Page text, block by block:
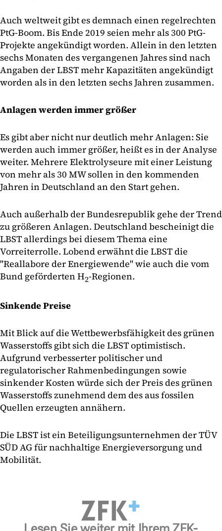
Auch weltweit gibt es demnach einen regelrechten
PtG-Boom. Bis Ende 2019 seien mehr als 300 PtG-
Projekte angekündigt worden. Allein in den letzten
sechs Monaten des vergangenen Jahres sind nach
Angaben der LBST mehr Kapazitäten angekündigt
worden als in den letzten sechs Jahren zusammen.
Anlagen werden immer größer
Es gibt aber nicht nur deutlich mehr Anlagen: Sie
werden auch immer größer, heißt es in der Analyse
weiter. Mehrere Elektrolyseure mit einer Leistung
von mehr als 30 MW sollen in den kommenden
Jahren in Deutschland an den Start gehen.
Auch außerhalb der Bundesrepublik gehe der Trend
zu größeren Anlagen. Deutschland bescheinigt die
LBST allerdings bei diesem Thema eine
Vorreiterrolle. Lobend erwähnt die LBST die
"Reallabore der Energiewende" wie auch die vom
Bund geförderten H2-Regionen.
Sinkende Preise
Mit Blick auf die Wettbewerbsfähigkeit des grünen
Wasserstoffs gibt sich die LBST optimistisch.
Aufgrund verbesserter politischer und
regulatorischer Rahmenbedingungen sowie
sinkender Kosten würde sich der Preis des grünen
Wasserstoffs zunehmend dem des aus fossilen
Quellen erzeugten annähern.
Die LBST ist ein Beteiligungsunternehmen der TÜV
SÜD AG für nachhaltige Energieversorgung und
Mobilität.